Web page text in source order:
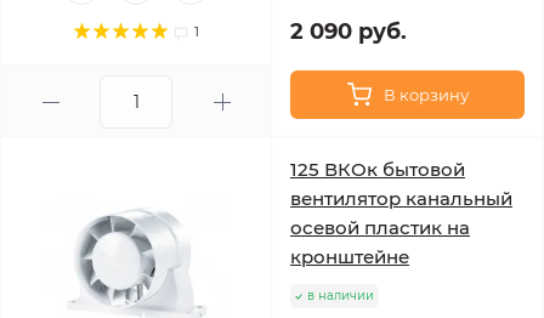
1 2 090 руб.
В корзину
125 ВКОк бытовой
вентилятор канальный
осевой пластик на
кронштейне
в наличии